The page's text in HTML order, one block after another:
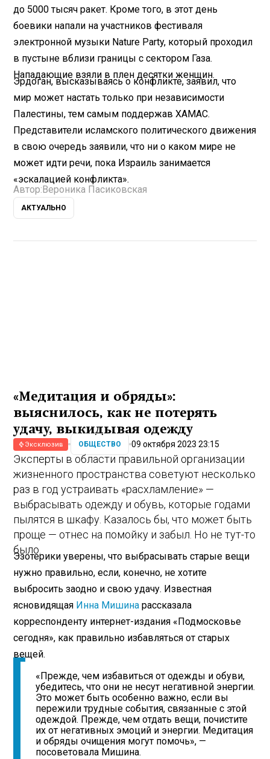
до 5000 тысяч ракет. Кроме того, в этот день
боевики напали на участников фестиваля
электронной музыки Nature Party, который проходил
в пустыне вблизи границы с сектором Газа.
Нападающие взяли в плен десятки женщин.
Эрдоган, высказываясь о конфликте, заявил, что
мир может настать только при независимости
Палестины, тем самым поддержав ХАМАС.
Представители исламского политического движения
в свою очередь заявили, что ни о каком мире не
может идти речи, пока Израиль занимается
«эскалацией конфликта».
Автор: Вероника Пасиковская
АКТУАЛЬНО
«Медитация и обряды»:
выяснилось, как не потерять
удачу, выкидывая одежду
Эксклюзив ОБЩЕСТВО 09 октября 2023 23:15
Эксперты в области правильной организации
жизненного пространства советуют несколько
раз в год устраивать «расхламление» —
выбрасывать одежду и обувь, которые годами
пылятся в шкафу. Казалось бы, что может быть
проще — отнес на помойку и забыл. Но не тут-то
было.
Эзотерики уверены, что выбрасывать старые вещи
нужно правильно, если, конечно, не хотите
выбросить заодно и свою удачу. Известная
ясновидящая Инна Мишина рассказала
корреспонденту интернет-издания «Подмосковье
сегодня», как правильно избавляться от старых
вещей.
«Прежде, чем избавиться от одежды и обуви,
убедитесь, что они не несут негативной энергии.
Это может быть особенно важно, если вы
пережили трудные события, связанные с этой
одеждой. Прежде, чем отдать вещи, почистите
их от негативных эмоций и энергии. Медитация
и обряды очищения могут помочь», —
посоветовала Мишина.